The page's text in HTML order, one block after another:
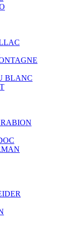
BLANC